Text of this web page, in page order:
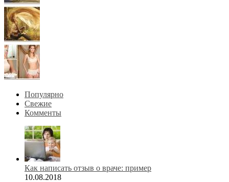
Популярно
Свежие
Комменты
Как написать отзыв о враче: пример
10.08.2018